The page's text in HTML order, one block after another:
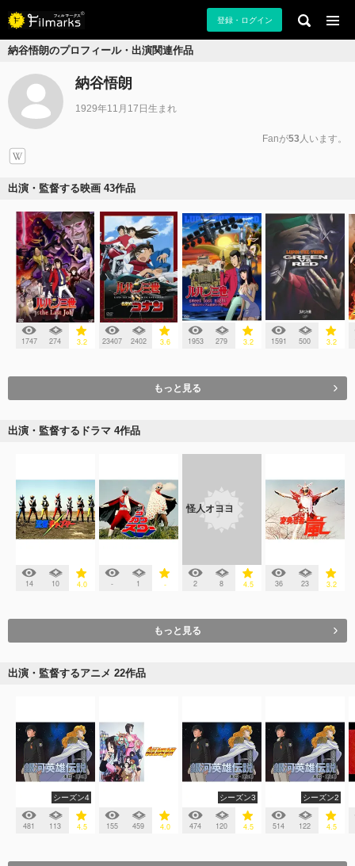
登録・ログイン
納谷悟朗のプロフィール・出演関連作品
納谷悟朗
1929年11月17日生まれ
Fanが53 人います。
出演・監督する映画 43作品
1747 274 3.2 23407 2402 3.6 1953 279 3.2 1591 500 3.2
もっと見る
出演・監督するドラマ 4作品
14 10 4.0 - 1 -
怪人オヨヨ
2 8 4.5 36 23 3.2
もっと見る
出演・監督するアニメ 22作品
シーズン4
481 113 4.5 155 459 4.0
シーズン3
474 120 4.5
シーズン2
514 122 4.5